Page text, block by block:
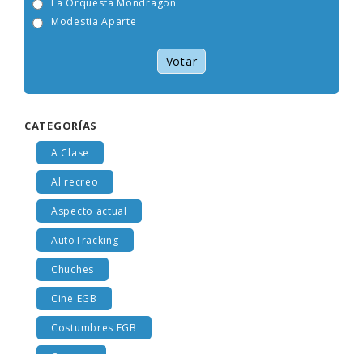
La Orquesta Mondragón
Modestia Aparte
Votar
CATEGORÍAS
A Clase
Al recreo
Aspecto actual
AutoTracking
Chuches
Cine EGB
Costumbres EGB